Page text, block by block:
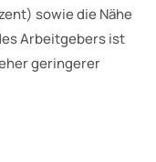
sowie die Nähe
Arbeitgebers ist
geringerer